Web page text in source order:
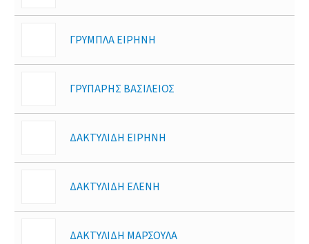
ΓΡΥΜΠΛΑ ΕΙΡΗΝΗ
ΓΡΥΠΑΡΗΣ ΒΑΣΙΛΕΙΟΣ
ΔΑΚΤΥΛΙΔΗ ΕΙΡΗΝΗ
ΔΑΚΤΥΛΙΔΗ ΕΛΕΝΗ
ΔΑΚΤΥΛΙΔΗ ΜΑΡΣΟΥΛΑ